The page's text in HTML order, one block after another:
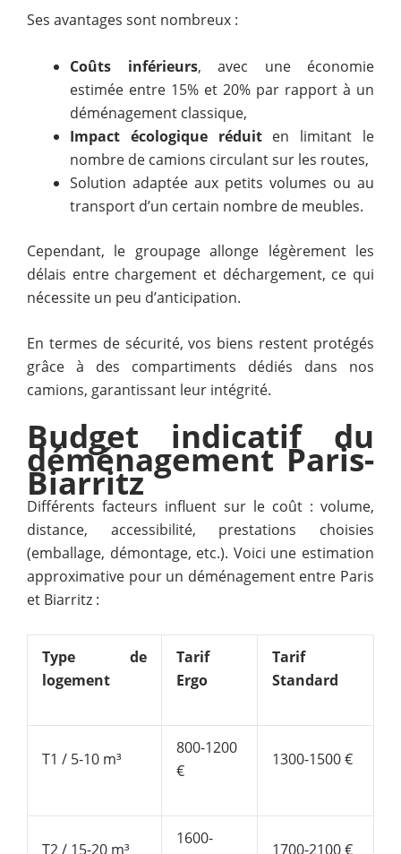
Ses avantages sont nombreux :
Coûts inférieurs, avec une économie
estimée entre 15% et 20% par rapport à un
déménagement classique,
Impact écologique réduiten limitant le
nombre de camions circulant sur les routes,
Solution adaptée aux petits volumes ou au
transport d’un certain nombre de meubles.
Cependant, le groupage allonge légèrement les
délais entre chargement et déchargement, ce qui
nécessite un peu d’anticipation.
En termes de sécurité, vos biens restent protégés
grâce à des compartiments dédiés dans nos
camions, garantissant leur intégrité.
Budget indicatif du
déménagement Paris-
Biarritz
Différents facteurs influent sur le coût : volume,
distance, accessibilité, prestations choisies
(emballage, démontage, etc.). Voici une estimation
approximative pour un déménagement entre Paris
et Biarritz :
Type de
logement
Tarif
Ergo
Tarif
Standard
T1 / 5-10 m³
800-1200
€
1300-1500 €
T2 / 15-20 m³
1600-
1700-2100 €